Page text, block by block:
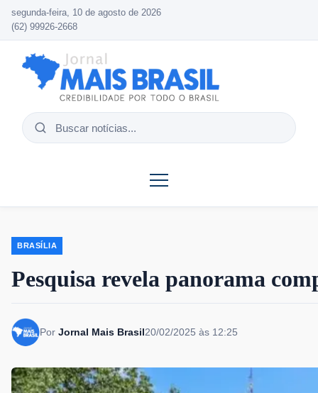
segunda-feira, 10 de agosto de 2026
(62) 99926-2668
Buscar
BRASÍLIA
Pesquisa revela panorama
Por Jornal Mais Brasil20/02/2025 às 12:25